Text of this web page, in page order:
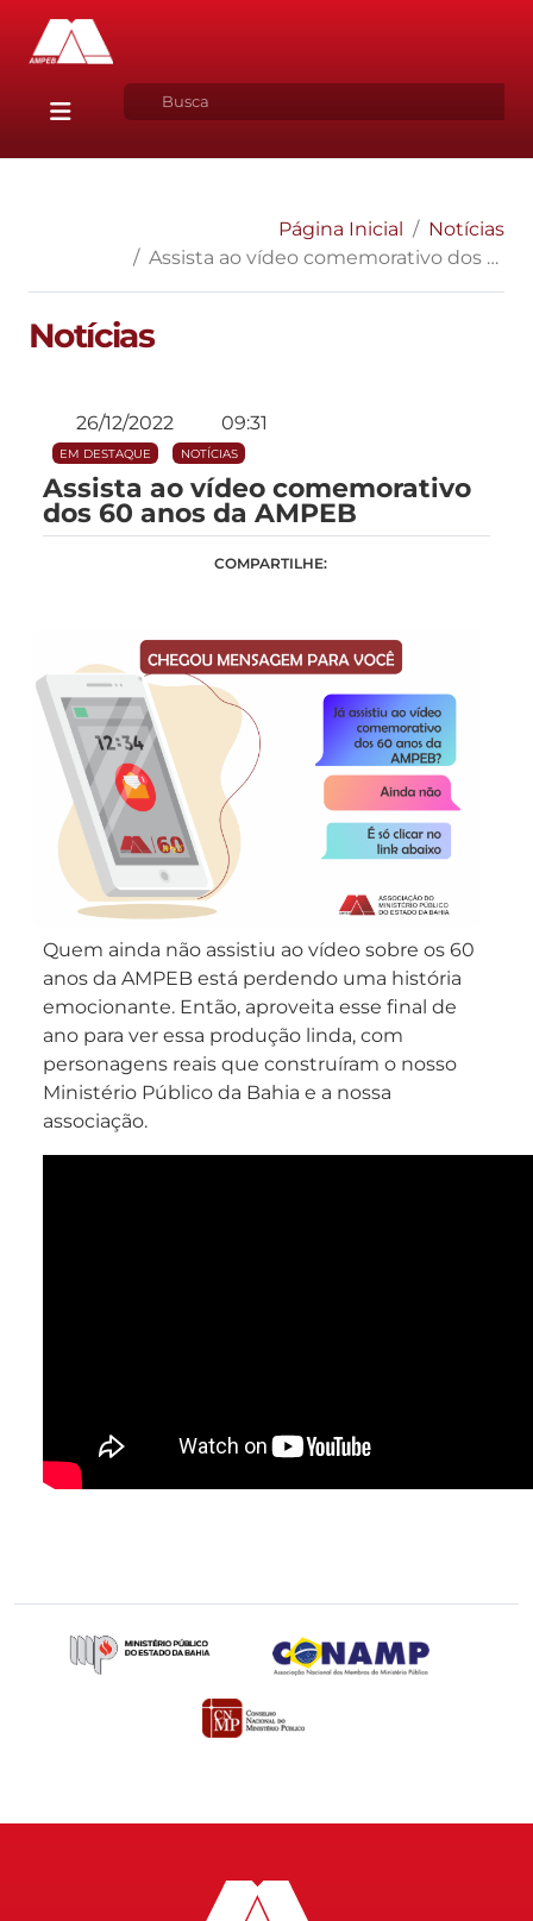
Página Inicial
Notícias
Assista ao vídeo comemorativo dos 60 anos da AMPEB
Notícias
26/12/2022 09:31
EM DESTAQUE NOTÍCIAS
Assista ao vídeo comemorativo
dos 60 anos da AMPEB
COMPARTILHE:
Quem ainda não assistiu ao vídeo sobre os 60
anos da AMPEB está perdendo uma história
emocionante. Então, aproveita esse final de
ano para ver essa produção linda, com
personagens reais que construíram o nosso
Ministério Público da Bahia e a nossa
associação.